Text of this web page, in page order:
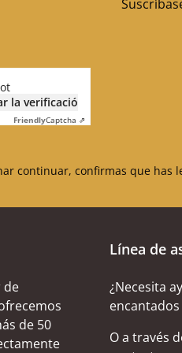
la verificación
FriendlyCaptcha ⇗
continuar, confirmas que has
de
de 50
Línea de
¿Necesita
O a través